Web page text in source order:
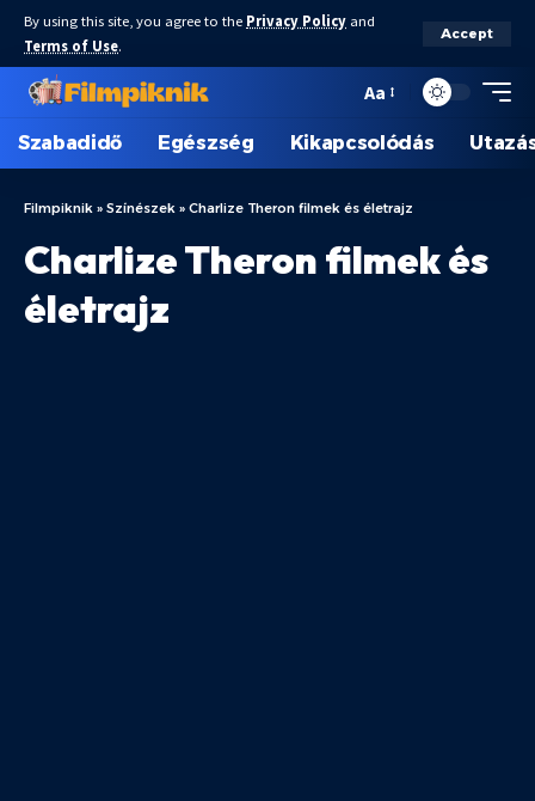
By using this site, you agree to the Privacy Policy and
Terms of Use.
Accept
Aa
Szabadidő Egészség Kikapcsolódás
Filmpiknik » Színészek » Charlize Theron filmek és életrajz
Charlize Theron filmek és
életrajz